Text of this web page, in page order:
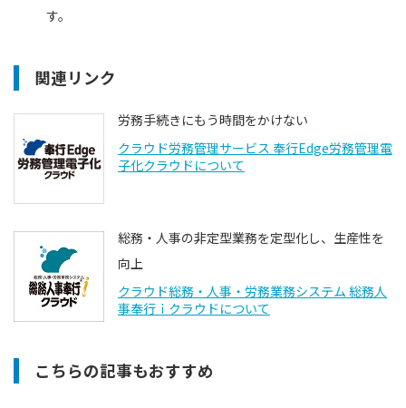
す。
関連リンク
労務手続きにもう時間をかけない
クラウド労務管理サービス 奉行Edge労務管理電
子化クラウドについて
総務・人事の非定型業務を定型化し、生産性を
向上
クラウド総務・人事・労務業務システム 総務人
事奉行ｉクラウドについて
こちらの記事もおすすめ